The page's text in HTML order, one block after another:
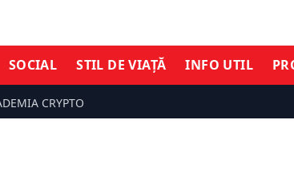
SOCIAL STIL DE VIAȚĂ INFO UTIL
CRYPTO